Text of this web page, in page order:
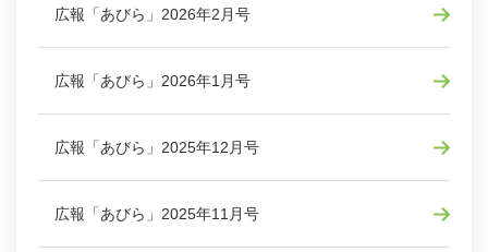
広報「あびら」2026年2月号
広報「あびら」2026年1月号
広報「あびら」2025年12月号
広報「あびら」2025年11月号